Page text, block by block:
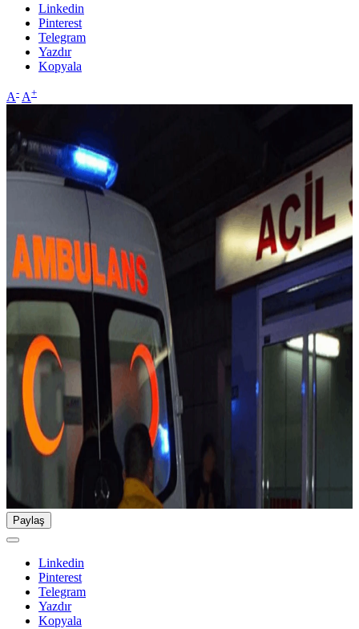
Linkedin
Pinterest
Telegram
Yazdır
Kopyala
A- A+
Paylaş
Linkedin
Pinterest
Telegram
Yazdır
Kopyala